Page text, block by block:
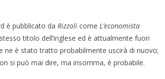
è pubblicato da Rizzoli come L’economista
titolo dell’inglese ed è attualmente fuori
ne è stato tratto probabilmente uscirà di nuovo;
si può mai dire, ma insomma, è probabile.
Shitstorm, videogame e
globalizzazione
06/11/2025 Rufus